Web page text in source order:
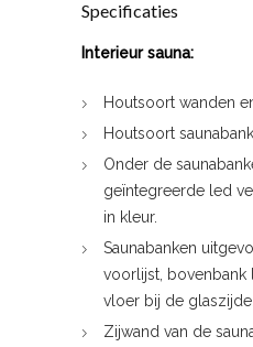
Specificaties
Interieur sauna:
Houtsoort wanden
Houtsoort
Onder de
geïntegreerde led
in kleur.
Saunabanken
voorlijst,
vloer bij de glaszijde.
Zijwand van de